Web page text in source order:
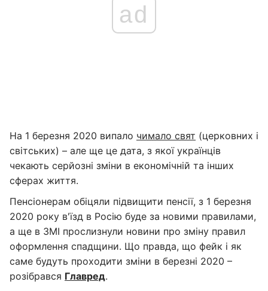
ad
На 1 березня 2020 випало чимало свят (церковних і
світських) – але ще це дата, з якої українців
чекають серйозні зміни в економічній та інших
сферах життя.
Пенсіонерам обіцяли підвищити пенсії, з 1 березня
2020 року в'їзд в Росію буде за новими правилами,
а ще в ЗМІ прослизнули новини про зміну правил
оформлення спадщини. Що правда, що фейк і як
саме будуть проходити зміни в березні 2020 –
розібрався Главред.